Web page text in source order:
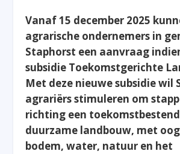
Vanaf 15 december 2025
agrarische ondernemers in
Staphorst een aanvraag
subsidie Toekomstgerichte
Met deze nieuwe subsidie wil
agrariërs stimuleren om
richting een
duurzame landbouw, met
bodem, water, natuur en het